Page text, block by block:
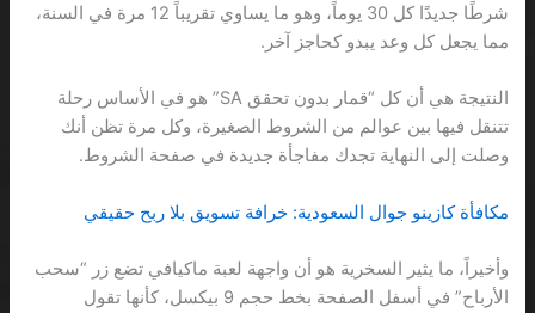
شرطًا جديدًا كل 30 يوماً، وهو ما يساوي تقريباً 12 مرة في السنة،
مما يجعل كل وعد يبدو كحاجز آخر.
النتيجة هي أن كل “قمار بدون تحقق SA” هو في الأساس رحلة
تتنقل فيها بين عوالم من الشروط الصغيرة، وكل مرة تظن أنك
وصلت إلى النهاية تجدك مفاجأة جديدة في صفحة الشروط.
مكافأة كازينو جوال السعودية: خرافة تسويق بلا ربح حقيقي
وأخيراً، ما يثير السخرية هو أن واجهة لعبة ماكيافي تضع زر “سحب
الأرباح” في أسفل الصفحة بخط حجم 9 بيكسل، كأنها تقول